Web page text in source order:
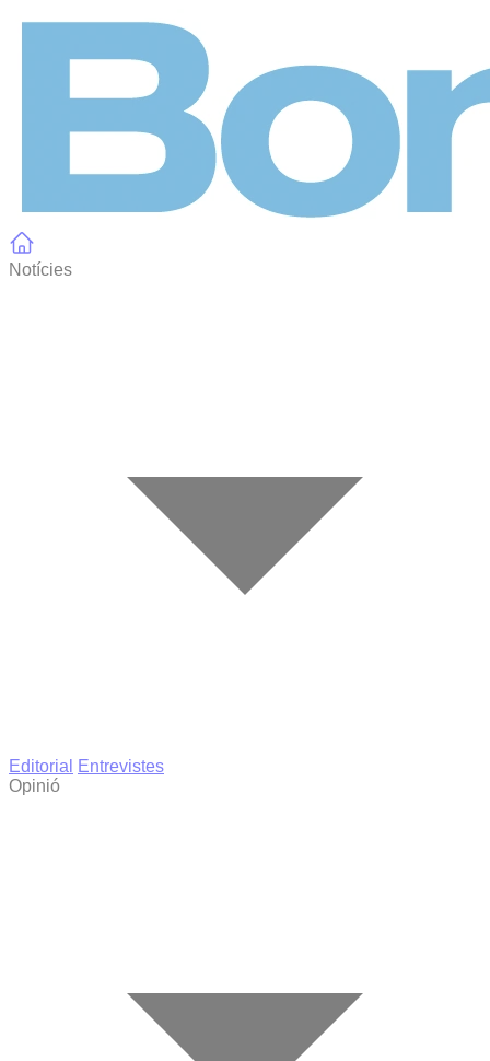
Notícies
Editorial
Entrevistes
Opinió